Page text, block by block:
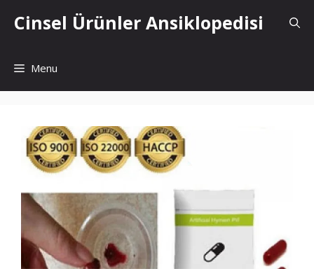
atlaCinsel Ürünler Ansiklopedisi
Menu